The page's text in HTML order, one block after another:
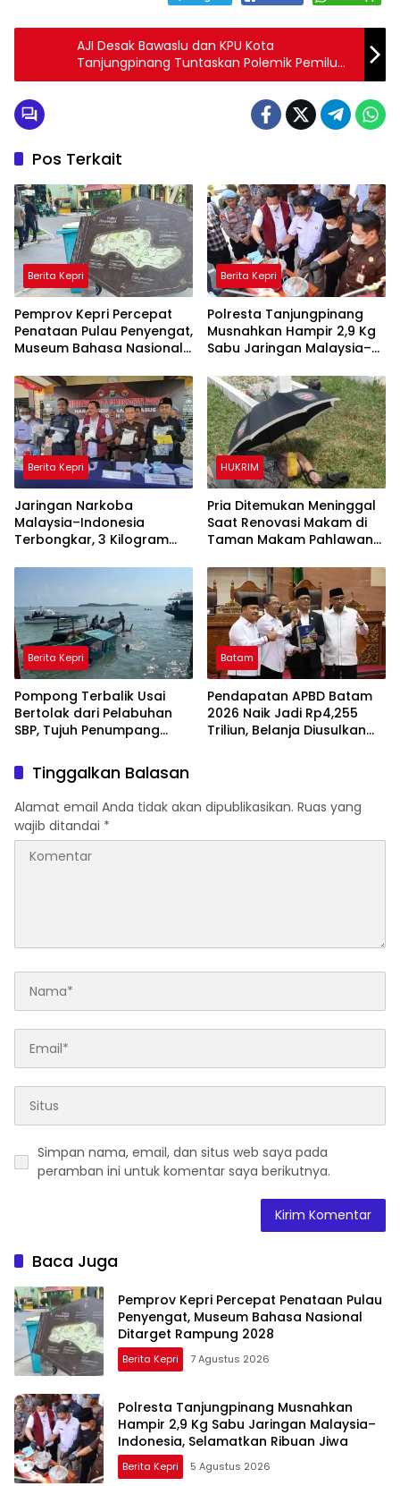
AJI Desak Bawaslu dan KPU Kota
Tanjungpinang Tuntaskan Polemik Pemilu
Dengan Profesional
Pos Terkait
Berita Kepri
Pemprov Kepri Percepat
Penataan Pulau Penyengat,
Museum Bahasa Nasional
Berita Kepri
Polresta Tanjungpinang
Musnahkan Hampir 2,9 Kg
Sabu Jaringan Malaysia–
Ribuan Jiwa
Berita Kepri
Jaringan Narkoba
Malaysia–Indonesia
Terbongkar, 3 Kilogram
Lewat Tanjungpinang
HUKRIM
Pria Ditemukan Meninggal
Saat Renovasi Makam di
Taman Makam Pahlawan
Berita Kepri
Pompong Terbalik Usai
Bertolak dari Pelabuhan
SBP, Tujuh Penumpang
Satpolairud dan KPLP
Batam
Pendapatan APBD Batam
2026 Naik Jadi Rp4,255
Triliun, Belanja Diusulkan
Tinggalkan Balasan
Alamat email Anda tidak akan dipublikasikan. Ruas yang
wajib ditandai *
Simpan nama, email, dan situs web saya pada
peramban ini untuk komentar saya berikutnya.
Baca Juga
Pemprov Kepri Percepat Penataan Pulau
Penyengat, Museum Bahasa Nasional
Ditarget Rampung 2028
Berita Kepri 7 Agustus 2026
Polresta Tanjungpinang Musnahkan
Hampir 2,9 Kg Sabu Jaringan Malaysia–
Indonesia, Selamatkan Ribuan Jiwa
Berita Kepri 5 Agustus 2026